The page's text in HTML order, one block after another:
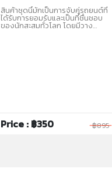
สินค้าชุดนี้มักเป็นการจับคู่รถยนต์ที่
ได้รับการยอมรับและเป็นที่ชื่นชอบ
ของนักสะสมทั่วโลก โดยมีวาง
Price : ฿350 ฿895